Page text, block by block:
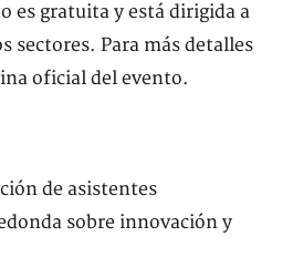
es gratuita y está dirigida a
sectores. Para más detalles
oficial del evento.
de asistentes
sobre innovación y